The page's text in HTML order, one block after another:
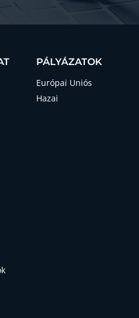
PÁLYÁZATOK
Európai Uniós
Hazai